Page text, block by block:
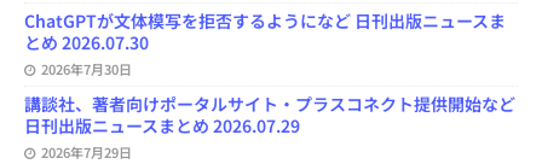
ChatGPTが文体模写を拒否するようになど 日刊出版ニュースま
とめ 2026.07.30
2026年7月30日
講談社、著者向けポータルサイト・プラスコネクト提供開始など
日刊出版ニュースまとめ 2026.07.29
2026年7月29日